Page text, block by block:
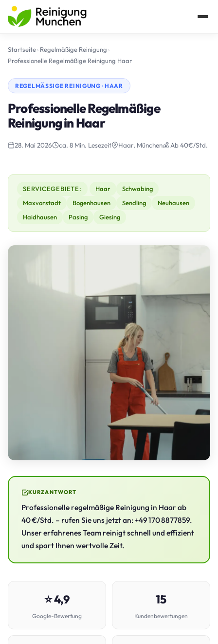
Startseite› Regelmäßige Reinigung ›
Professionelle Regelmäßige Reinigung Haar
REGELMÄSSIGE REINIGUNG · HAAR
Professionelle Regelmäßige
Reinigung in Haar
28. Mai 2026 ca. 8 Min. Lesezeit Haar, München💰 Ab 40€/Std.
SERVICEGEBIETE: Haar
Schwabing
Maxvorstadt
Bogenhausen Sendling
Neuhausen
Haidhausen
Pasing Giesing
KURZANTWORT
Professionelle regelmäßige Reinigung in Haar ab
40 €/Std. – rufen Sie uns jetzt an: +49 170 8877859.
Unser erfahrenes Team reinigt schnell und effizient
und spart Ihnen wertvolle Zeit.
⭐ 4,9
Google-Bewertung
15
Kundenbewertungen